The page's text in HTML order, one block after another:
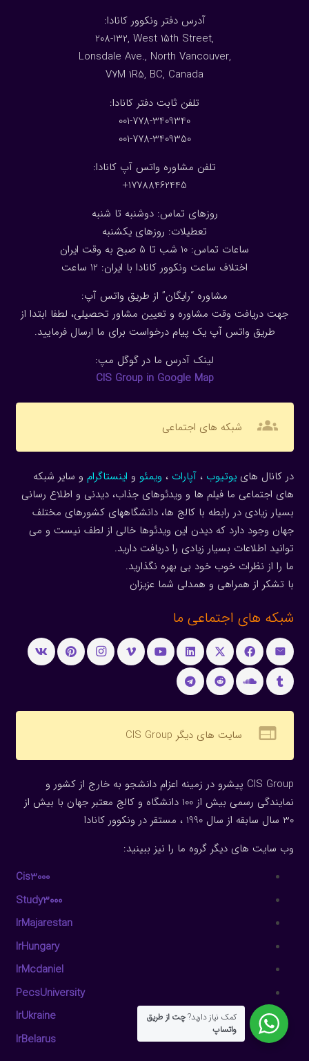
:آدرس دفتر ونکوور کانادا
208-132, West 15th Street,
Lonsdale Ave., North Vancouver,
V7M 1R5, BC, Canada
:تلفن ثابت دفتر کانادا
001-778-3409340
001-778-3409350
تلفن مشاوره واتس آپ کانادا:
17788462445+
روزهای تماس: دوشنبه تا شنبه
تعطیلات: روزهای یکشنبه
ساعات تماس: 10 شب تا 5 صبح به وقت ایران
اختلاف ساعت ونکوور کانادا با ایران: 1 2 ساعت
مشاوره “رایگان” از طریق واتس آپ:
جهت دریافت وقت مشاوره و تعیین مشاور تحصیلی، لطفا ابتدا از
طریق واتس آپ یک پیام درخواست برای ما ارسال فرمایید.
لینک آدرس ما در گوگل مپ:
CIS Group in Google Map
groups شبکه های اجتماعی
در کانال هاییوتیوب ، آپارات ، ویمئو و اینستاگرام و سایر شبکه
های اجتماعی ما فیلم ها و ویدئوهای جذاب، دیدنی و اطلاع رسانی
بسیار زیادی در رابطه با کالج ها، دانشگاههای کشورهای مختلف
جهان وجود دارد که دیدن این ویدئوها خالی از لطف نیست و می
توانید اطلاعات بسیار زیادی را دریافت دارید.
ما را از نظرات خوب خود بی بهره نگذارید.
با تشکر از همراهی و همدلی شما عزیزان
شبکه های اجتماعی ما
web سایت های دیگر CIS Group
CIS Group پیشرو در زمینه اعزام دانشجو به خارج از کشور و
نمایندگی رسمی بیش از 100 دانشگاه و کالج معتبر جهان با بیش از
30 سال سابقه از سال 1990 ، مستقر در ونکوور کانادا
وب سایت های دیگر گروه ما را نیز ببینید:
Cis3000
Study3000
IrMajarestan
IrHungary
IrMcdaniel
PecsUniversity
IrUkraine
IrBelarus
کمک نیاز دارید?چت از طریق
واتساپ